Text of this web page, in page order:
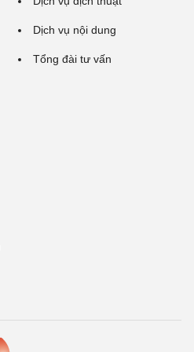
Dịch vụ nội dung
Tổng đài tư vấn